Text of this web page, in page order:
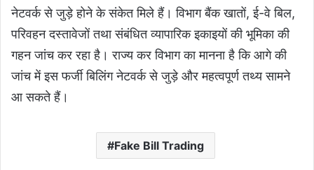
नेटवर्क से जुड़े होने के संकेत मिले हैं। विभाग बैंक खातों, ई-वे बिल,
परिवहन दस्तावेजों तथा संबंधित व्यापारिक इकाइयों की भूमिका की
गहन जांच कर रहा है। राज्य कर विभाग का मानना है कि आगे की
जांच में इस फर्जी बिलिंग नेटवर्क से जुड़े और महत्वपूर्ण तथ्य सामने
आ सकते हैं।
Fake Bill Trading